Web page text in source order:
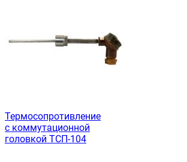
Термосопротивление
с коммутационной
головкой ТСП-104